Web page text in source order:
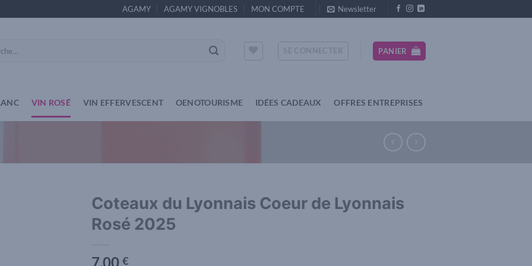
AGAMY AGAMY VIGNOBLES MON COMPTE Newsletter
PANIER
VIN ROSÉ VIN EFFERVESCENT OENOTOURISME IDÉES CADEAUX OFFRES ENTREPRISES
Coteaux du Lyonnais Coeur de Lyonnais
Rosé 2025
7,00 €